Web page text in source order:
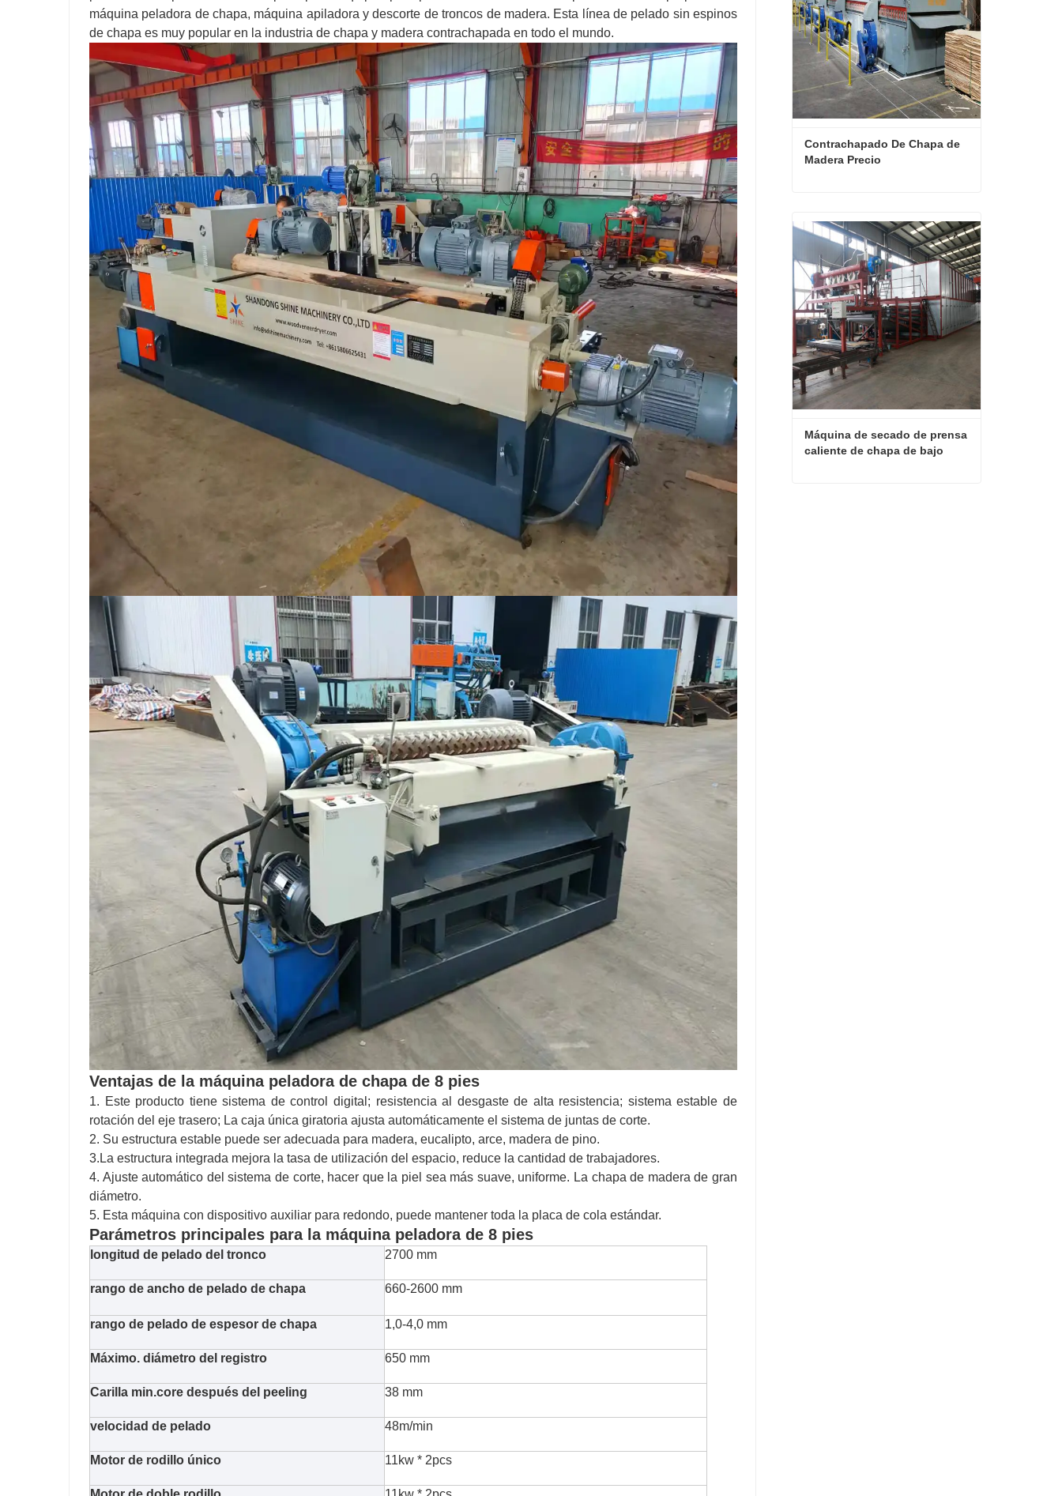
máquina peladora de chapa, máquina apiladora y descorte de troncos de madera. Esta línea de pelado sin espinos
de chapa es muy popular en la industria de chapa y madera contrachapada en todo el mundo.
Ventajas de la máquina peladora de chapa de 8 pies
1. Este producto tiene sistema de control digital; resistencia al desgaste de alta resistencia; sistema estable de
rotación del eje trasero; La caja única giratoria ajusta automáticamente el sistema de juntas de corte.
2. Su estructura estable puede ser adecuada para madera, eucalipto, arce, madera de pino.
3.La estructura integrada mejora la tasa de utilización del espacio, reduce la cantidad de trabajadores.
4. Ajuste automático del sistema de corte, hacer que la piel sea más suave, uniforme. La chapa de madera de gran
diámetro.
5. Esta máquina con dispositivo auxiliar para redondo, puede mantener toda la placa de cola estándar.
Parámetros principales para la máquina peladora de 8 pies
longitud de pelado del tronco 2700 mm
rango de ancho de pelado de chapa 660-2600 mm
rango de pelado de espesor de chapa 1,0-4,0 mm
Máximo. diámetro del registro 650 mm
Carilla min.core después del peeling 38 mm
velocidad de pelado 48m/min
Motor de rodillo único 11kw * 2pcs
Contrachapado De Chapa de
Madera Precio
Contactar ahora
Máquina de secado de prensa
caliente de chapa de bajo